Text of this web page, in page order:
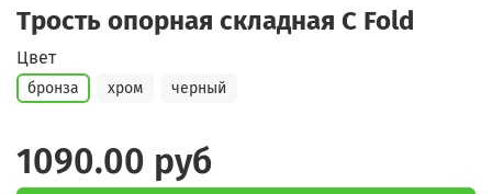
Трость опорная складная C Fold
Цвет
бронза хром черный
1090.00 руб